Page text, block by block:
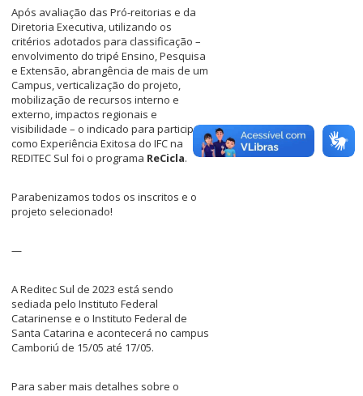
Após avaliação das Pró-reitorias e da
Diretoria Executiva, utilizando os
critérios adotados para classificação –
envolvimento do tripé Ensino, Pesquisa
e Extensão, abrangência de mais de um
Campus, verticalização do projeto,
mobilização de recursos interno e
externo, impactos regionais e
visibilidade – o indicado para participar
como Experiência Exitosa do IFC na
REDITEC Sul foi o programa ReCicla.
Parabenizamos todos os inscritos e o
projeto selecionado!
—
A Reditec Sul de 2023 está sendo
sediada pelo Instituto Federal
Catarinense e o Instituto Federal de
Santa Catarina e acontecerá no campus
Camboriú de 15/05 até 17/05.
Para saber mais detalhes sobre o